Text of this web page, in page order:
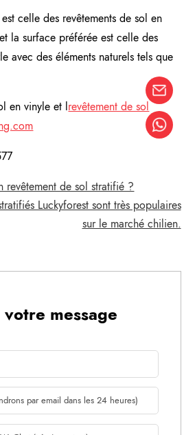
celle des revêtements de sol en
la surface préférée est celle des
avec des éléments naturels tels que
en vinyle et lrevêtement de sol
de sol stratifié ?
Luckyforest sont très populaires
sur le marché chilien.
votre message